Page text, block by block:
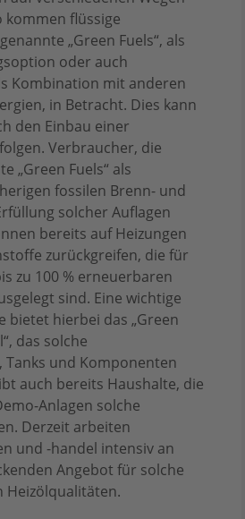
kommen flüssige
„Green Fuels“, als
oder auch
Kombination mit anderen
in Betracht. Dies kann
den Einbau einer
Verbraucher, die
„Green Fuels“ als
fossilen Brenn- und
solcher Auflagen
bereits auf Heizungen
zurückgreifen, die für
zu 100 % erneuerbaren
sind. Eine wichtige
bietet hierbei das „Green
das solche
Tanks und Komponenten
auch bereits Haushalte, die
Anlagen solche
Derzeit arbeiten
und -handel intensiv an
Angebot für solche
Heizölqualitäten.